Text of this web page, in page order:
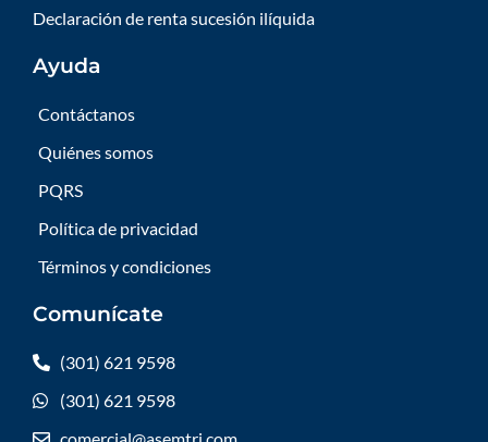
Declaración de renta sucesión ilíquida
Ayuda
Contáctanos
Quiénes somos
PQRS
Política de privacidad
Términos y condiciones
Comunícate
(301) 621 9598
(301) 621 9598